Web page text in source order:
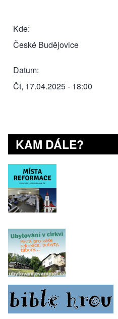
Kde
České Budějovice
Datum
Čt, 17.04.2025 - 18:00
KAM DÁLE?